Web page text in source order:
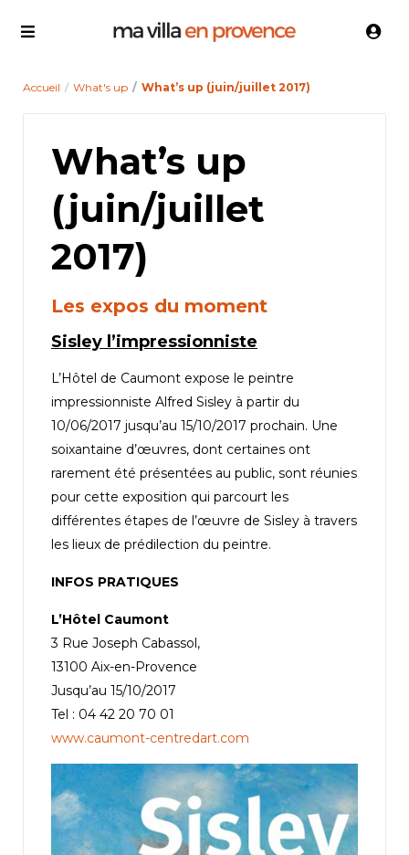
Accueil What's up What’s up (juin/juillet 2017)
What’s up
(juin/juillet
2017)
Les expos du moment
Sisley l’impressionniste
L’Hôtel de Caumont expose le peintre
impressionniste Alfred Sisley à partir du
10/06/2017 jusqu’au 15/10/2017 prochain. Une
soixantaine d’œuvres, dont certaines ont
rarement été présentées au public, sont réunies
pour cette exposition qui parcourt les
différentes étapes de l’œuvre de Sisley à travers
les lieux de prédilection du peintre.
INFOS PRATIQUES
L’Hôtel Caumont
3 Rue Joseph Cabassol,
13100 Aix-en-Provence
Jusqu’au 15/10/2017
Tel : 04 42 20 70 01
www.caumont-centredart.com